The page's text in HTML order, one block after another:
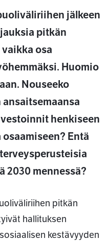
jälkeen
pitkän
osa
Huomio
Nouseeko
henkiseen
Entä
mennessä?
pitkän
hallituksen
kestävyyden